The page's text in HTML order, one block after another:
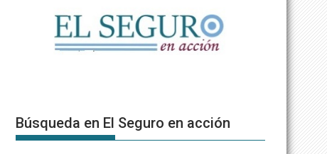
Búsqueda en El Seguro en acción